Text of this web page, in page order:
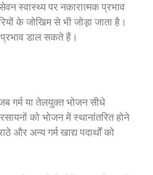
स्वास्थ्य पर नकारात्मक प्रभाव
के जोखिम से भी जोड़ा जाता है।
डाल सकते हैं।
गर्म या तेलयुक्त भोजन सीधे
को भोजन में स्थानांतरित होने
अन्य गर्म खाद्य पदार्थों को